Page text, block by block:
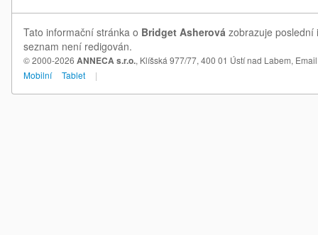
Tato informační stránka o Bridget Asherová zobrazuje poslední
seznam není redigován.
© 2000-2026 ANNECA s.r.o., Klíšská 977/77, 400 01 Ústí nad Labem,
Mobilní
Tablet |